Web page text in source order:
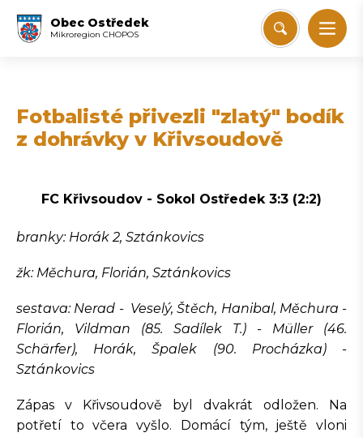
Obec Ostředek
Mikroregion CHOPOS
Fotbalisté přivezli "zlatý" bodík
z dohrávky v Křivsoudově
FC Křivsoudov - Sokol Ostředek 3:3 (2:2)
branky: Horák 2, Sztánkovics
žk: Měchura, Florián, Sztánkovics
sestava: Nerad - Veselý, Štěch, Hanibal, Měchura -
Florián, Vildman (85. Sadílek T.) - Müller (46.
Schärfer), Horák, Špalek (90. Procházka) -
Sztánkovics
Zápas v Křivsoudově byl dvakrát odložen. Na
potřetí to včera vyšlo. Domácí tým, ještě vloni